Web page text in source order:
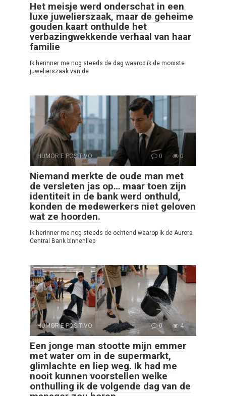
Het meisje werd onderschat in een
luxe juwelierszaak, maar de geheime
gouden kaart onthulde het
verbazingwekkende verhaal van haar
familie
Ik herinner me nog steeds de dag waarop ik de mooiste
juwelierszaak van de
HUMOR E POSITIVO 0 0
Niemand merkte de oude man met
de versleten jas op… maar toen zijn
identiteit in de bank werd onthuld,
konden de medewerkers niet geloven
wat ze hoorden.
Ik herinner me nog steeds de ochtend waarop ik de Aurora
Central Bank binnenliep
HUMOR E POSITIVO 0 4
Een jonge man stootte mijn emmer
met water om in de supermarkt,
glimlachte en liep weg. Ik had me
nooit kunnen voorstellen welke
onthulling ik de volgende dag van de